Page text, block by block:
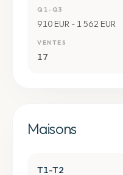
Q1-Q3
910 EUR - 1 562 EUR
VENTES
17
Maisons
T1-T2